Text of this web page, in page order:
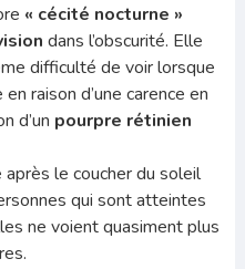
« cécité nocturne »
dans l’obscurité. Elle
difficulté de voir lorsque
raison d’une carence en
d’un pourpre rétinien
après le coucher du soleil
qui sont atteintes
ne voient quasiment plus